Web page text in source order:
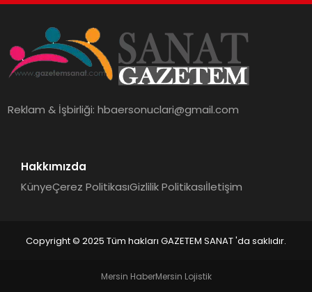
Reklam & İşbirliği:hbaersonuclari@gmail.com
Hakkımızda
KünyeÇerez PolitikasıGizlilik Politikasıİletişim
Copyright © 2025 Tüm hakları GAZETEM SANAT 'da saklıdır.
Mersin HaberMersin Lojistik